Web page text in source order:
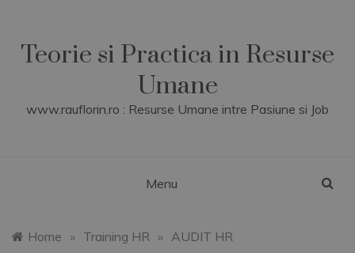
contentTeorie si Practica in Resurse
Umane
www.rauflorin.ro : Resurse Umane intre Pasiune si Job
Menu
Home » Training HR » AUDIT HR